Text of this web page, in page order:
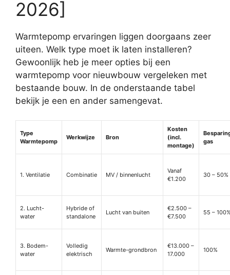
2026]
Warmtepomp ervaringen liggen doorgaans zeer
uiteen. Welk type moet ik laten installeren?
Gewoonlijk heb je meer opties bij een
warmtepomp voor nieuwbouw vergeleken met
bestaande bouw. In de onderstaande tabel
bekijk je een en ander samengevat.
Type
Warmtepomp
Werkwijze Bron
Kosten
(incl.
montage)
gas
1. Ventilatie Combinatie MV / binnenlucht
Vanaf
€1.200
30 – 50%
2. Lucht-
water
Hybride of
standalone
Lucht van buiten
€2.500 –
€7.500
55 –
3. Bodem-
water
Volledig
elektrisch
Warmte-grondbron
€13.000 –
17.000
100%